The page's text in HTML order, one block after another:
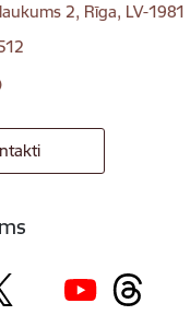
2, Rīga, LV-1981